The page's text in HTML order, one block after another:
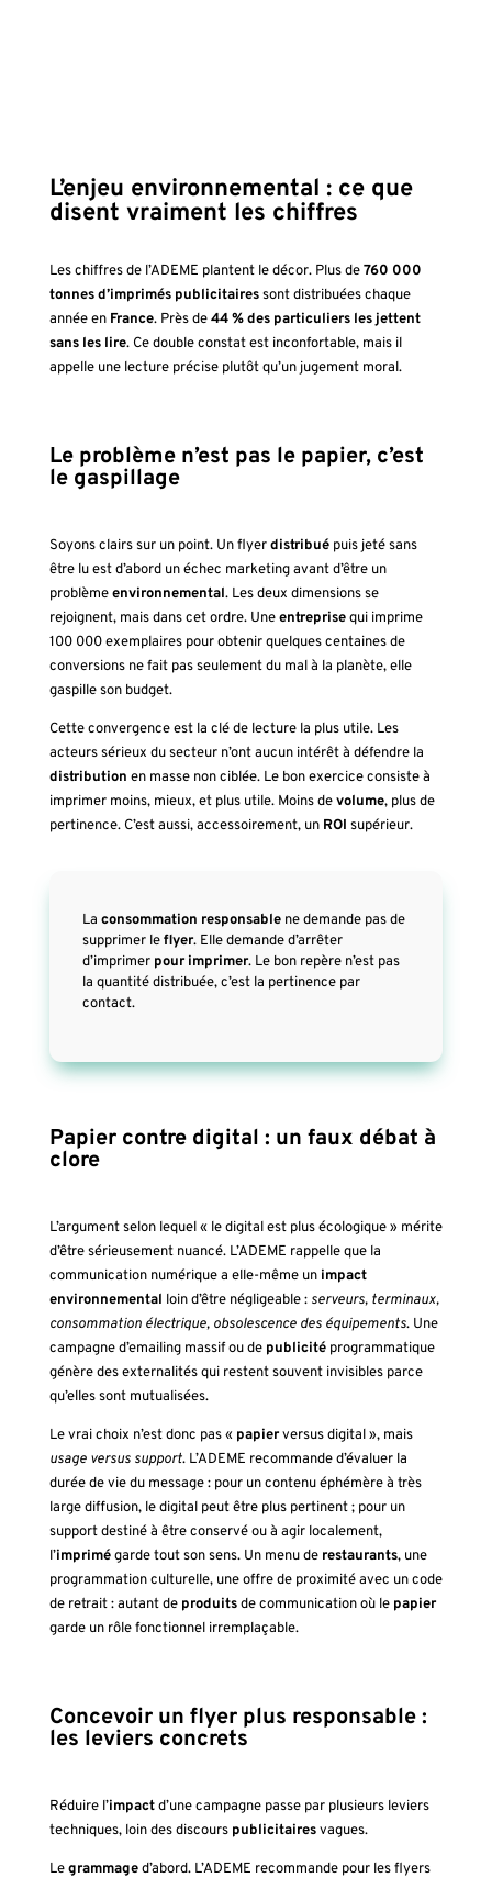
L’enjeu environnemental : ce que
disent vraiment les chiffres
Les chiffres de l’ADEME plantent le décor. Plus de760 000
tonnes d’imprimés publicitairessont distribuées chaque
année en France. Près de44 % des particuliers les jettent
sans les lire. Ce double constat est inconfortable, mais il
appelle une lecture précise plutôt qu’un jugement moral.
Le problème n’est pas le papier, c’est
le gaspillage
Soyons clairs sur un point. Un flyerdistribuépuis jeté sans
être lu est d’abord un échec marketing avant d’être un
problèmeenvironnemental. Les deux dimensions se
rejoignent, mais dans cet ordre. Uneentreprisequi imprime
100 000 exemplaires pour obtenir quelques centaines de
conversions ne fait pas seulement du mal à la planète, elle
gaspille son budget.
Cette convergence est la clé de lecture la plus utile. Les
acteurs sérieux du secteur n’ont aucun intérêt à défendre la
distribution en masse non ciblée. Le bon exercice consiste à
imprimer moins, mieux, et plus utile. Moins devolume, plus de
pertinence. C’est aussi, accessoirement, un ROI supérieur.
La consommation responsablene demande pas de
supprimer leflyer. Elle demande d’arrêter
d’imprimer pour imprimer. Le bon repère n’est pas
la quantité distribuée, c’est la pertinence par
contact.
Papier contre digital : un faux débat à
clore
L’argument selon lequel « le digital est plus écologique » mérite
d’être sérieusement nuancé. L’ADEME rappelle que la
communication numérique a elle-même un impact
environnemental loin d’être négligeable : serveurs, terminaux,
consommation électrique, obsolescence des équipements. Une
campagne d’emailing massif ou de publicitéprogrammatique
génère des externalités qui restent souvent invisibles parce
qu’elles sont mutualisées.
Le vrai choix n’est donc pas « papierversus digital », mais
usage versus support. L’ADEME recommande d’évaluer la
durée de vie du message : pour un contenu éphémère à très
large diffusion, le digital peut être plus pertinent ; pour un
support destiné à être conservé ou à agir localement,
l’imprimégarde tout son sens. Un menu de restaurants, une
programmation culturelle, une offre de proximité avec un code
de retrait : autant de produitsde communication où le papier
garde un rôle fonctionnel irremplaçable.
Concevoir un flyer plus responsable :
les leviers concrets
Réduire l’impactd’une campagne passe par plusieurs leviers
techniques, loin des discours publicitairesvagues.
Legrammaged’abord. L’ADEME recommande pour les flyers